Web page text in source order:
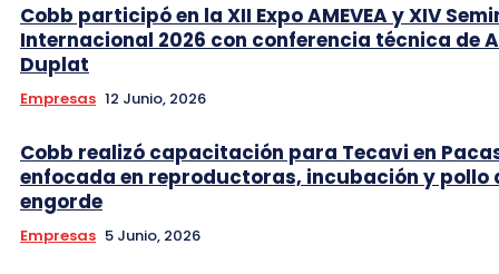
Cobb participó en la XII Expo AMEVEA y XIV
Internacional 2026 con conferencia técnica de
Duplat
Empresas 12 Junio, 2026
Cobb realizó capacitación para Tecavi en
enfocada en reproductoras, incubación y pollo
engorde
Empresas 5 Junio, 2026